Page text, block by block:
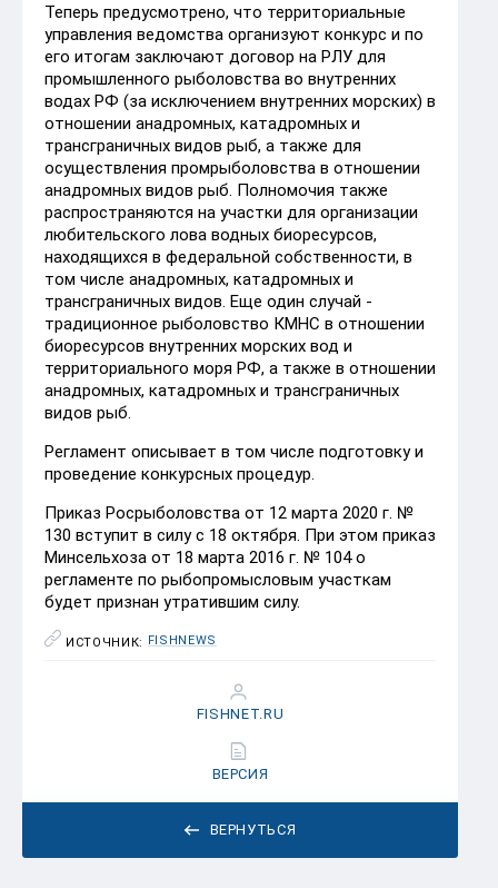
Теперь предусмотрено, что территориальные
управления ведомства организуют конкурс и по
его итогам заключают договор на РЛУ для
промышленного рыболовства во внутренних
водах РФ (за исключением внутренних морских) в
отношении анадромных, катадромных и
трансграничных видов рыб, а также для
осуществления промрыболовства в отношении
анадромных видов рыб. Полномочия также
распространяются на участки для организации
любительского лова водных биоресурсов,
находящихся в федеральной собственности, в
том числе анадромных, катадромных и
трансграничных видов. Еще один случай -
традиционное рыболовство КМНС в отношении
биоресурсов внутренних морских вод и
территориального моря РФ, а также в отношении
анадромных, катадромных и трансграничных
видов рыб.
Регламент описывает в том числе подготовку и
проведение конкурсных процедур.
Приказ Росрыболовства от 12 марта 2020 г. №
130 вступит в силу с 18 октября. При этом приказ
Минсельхоза от 18 марта 2016 г. № 104 о
регламенте по рыбопромысловым участкам
будет признан утратившим силу.
ИСТОЧНИК: FISHNEWS
ВЕРНУТЬСЯ
FISHNET.RU
ВЕРСИЯ